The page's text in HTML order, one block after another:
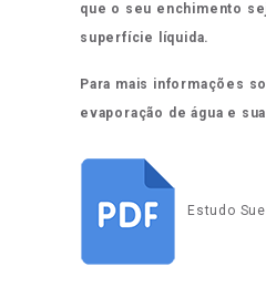
que o seu enchimento
superfície líquida.
Para mais informações
evaporação de água e
Estudo